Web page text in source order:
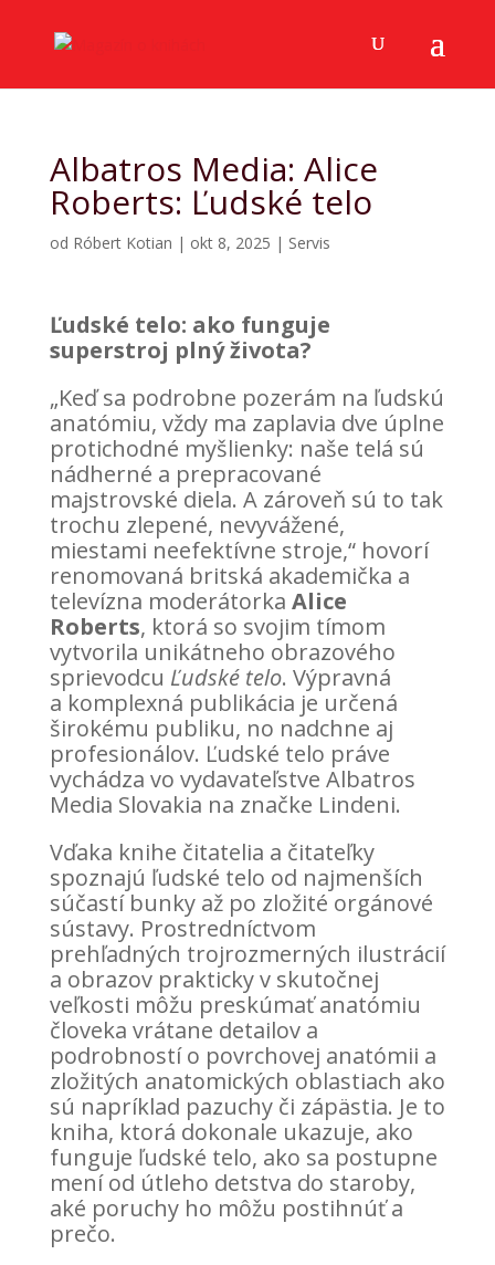
Albatros Media: Alice
Roberts: Ľudské telo
od Róbert Kotian | okt 8, 2025 | Servis
Ľudské telo: ako funguje
superstroj plný života?
„Keď sa podrobne pozerám na ľudskú
anatómiu, vždy ma zaplavia dve úplne
protichodné myšlienky: naše telá sú
nádherné a prepracované
majstrovské diela. A zároveň sú to tak
trochu zlepené, nevyvážené,
miestami neefektívne stroje,“ hovorí
renomovaná britská akademička a
televízna moderátorka Alice
Roberts, ktorá so svojim tímom
vytvorila unikátneho obrazového
sprievodcu Ľudské telo. Výpravná
a komplexná publikácia je určená
širokému publiku, no nadchne aj
profesionálov. Ľudské telo práve
vychádza vo vydavateľstve Albatros
Media Slovakia na značke Lindeni.
Vďaka knihe čitatelia a čitateľky
spoznajú ľudské telo od najmenších
súčastí bunky až po zložité orgánové
sústavy. Prostredníctvom
prehľadných trojrozmerných ilustrácií
a obrazov prakticky v skutočnej
veľkosti môžu preskúmať anatómiu
človeka vrátane detailov a
podrobností o povrchovej anatómii a
zložitých anatomických oblastiach ako
sú napríklad pazuchy či zápästia. Je to
kniha, ktorá dokonale ukazuje, ako
funguje ľudské telo, ako sa postupne
mení od útleho detstva do staroby,
aké poruchy ho môžu postihnúť a
prečo.